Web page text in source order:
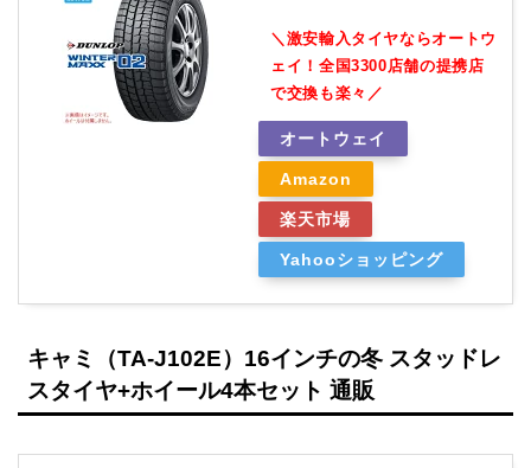
＼激安輸入タイヤならオートウ
ェイ！全国3300店舗の提携店
で交換も楽々／
オートウェイ
Amazon
楽天市場
Yahooショッピング
キャミ（TA-J102E）16インチの冬 スタッドレ
スタイヤ+ホイール4本セット 通販